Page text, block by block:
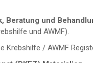
und
und AWMF).
Krebshilfe / AWMF